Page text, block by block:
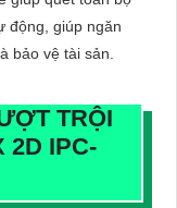
động, giúp ngăn
bảo vệ tài sản.
TRỘI
2D IPC-